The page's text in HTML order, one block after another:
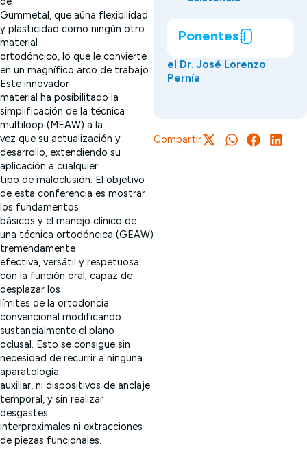
Gummetal, que aúna flexibilidad
y plasticidad como ningún otro
material
ortodóncico, lo que le convierte
en un magnífico arco de trabajo.
Este innovador
material ha posibilitado la
simplificación de la técnica
multiloop (MEAW) a la
vez que su actualización y
desarrollo, extendiendo su
aplicación a cualquier
tipo de maloclusión. El objetivo
de esta conferencia es mostrar
los fundamentos
básicos y el manejo clínico de
una técnica ortodóncica (GEAW)
tremendamente
efectiva, versátil y respetuosa
con la función oral; capaz de
desplazar los
límites de la ortodoncia
convencional modificando
sustancialmente el plano
oclusal. Esto se consigue sin
necesidad de recurrir a ninguna
aparatología
auxiliar, ni dispositivos de anclaje
temporal, y sin realizar
desgastes
interproximales ni extracciones
de piezas funcionales.
Ponentes
el Dr. José Lorenzo
Pernía
Compartir